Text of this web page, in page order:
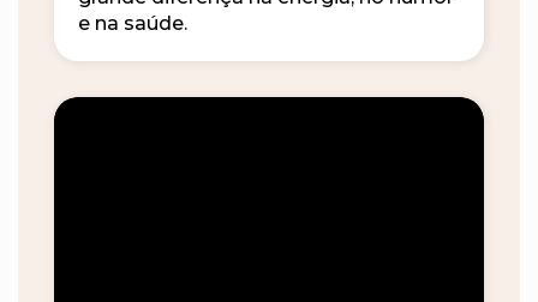
grande diferença na energia, no humor